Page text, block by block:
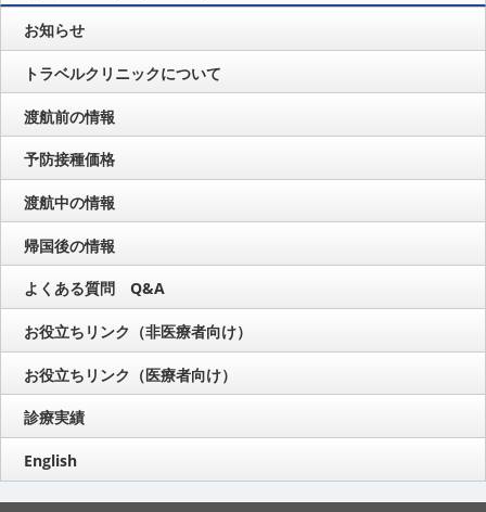
お知らせ
トラベルクリニックについて
渡航前の情報
予防接種価格
渡航中の情報
帰国後の情報
よくある質問 Q&A
お役立ちリンク（非医療者向け）
お役立ちリンク（医療者向け）
診療実績
English